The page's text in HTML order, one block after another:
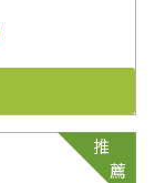
推
薦